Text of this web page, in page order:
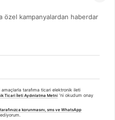
08 08
özel kampanyalardan haberdar
tarafıma ticari elektronik ileti
Ticari İleti Aydınlatma Metni 'ni okudum onay
korunmasını, sms ve WhatsApp